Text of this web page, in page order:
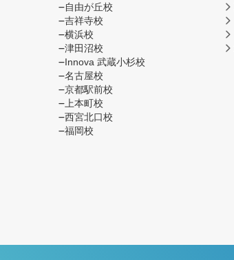
自由が丘校
吉祥寺校
横浜校
津田沼校
Innova 武蔵小杉校
名古屋校
京都駅前校
上本町校
西宮北口校
福岡校